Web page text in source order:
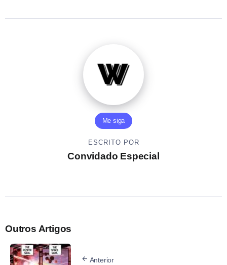
Me siga
ESCRITO POR
Convidado Especial
Outros Artigos
Anterior